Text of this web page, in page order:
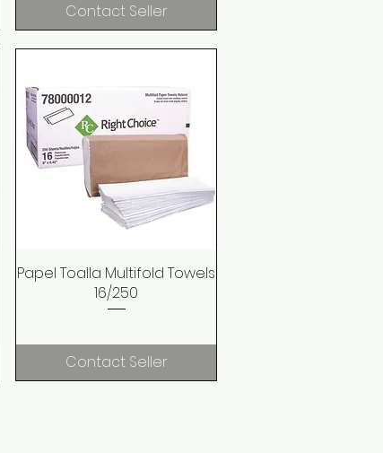
Contact Seller
Quick View
Papel Toalla Multifold Towels
16/250
Contact Seller